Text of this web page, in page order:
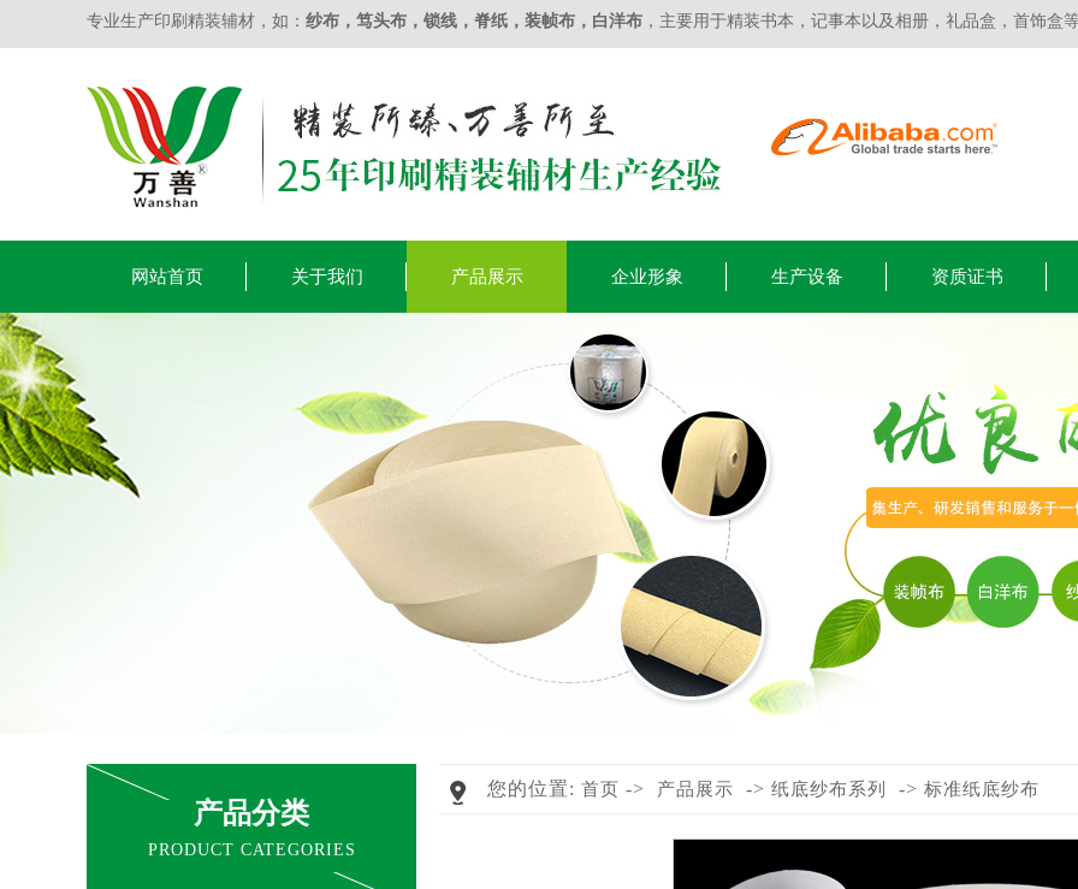
专业生产印刷精装辅材，如： 纱布 ， 笃头布 ， 锁线 ， 脊纸 ， 装帧布 ， 白洋布 ，主要用于精装书本，记事本以及相册，礼品盒，首饰盒
网站首页 关于我们 产品展示 企业形象 生产设备 资质证书
产品分类
PRODUCT CATEGORIES
您的位置: 首页 -> 产品展示 -> 纸底纱布系列 -> 标准纸底纱布